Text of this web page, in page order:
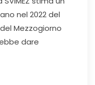
nel 2022 del
Mezzogiorno
dare